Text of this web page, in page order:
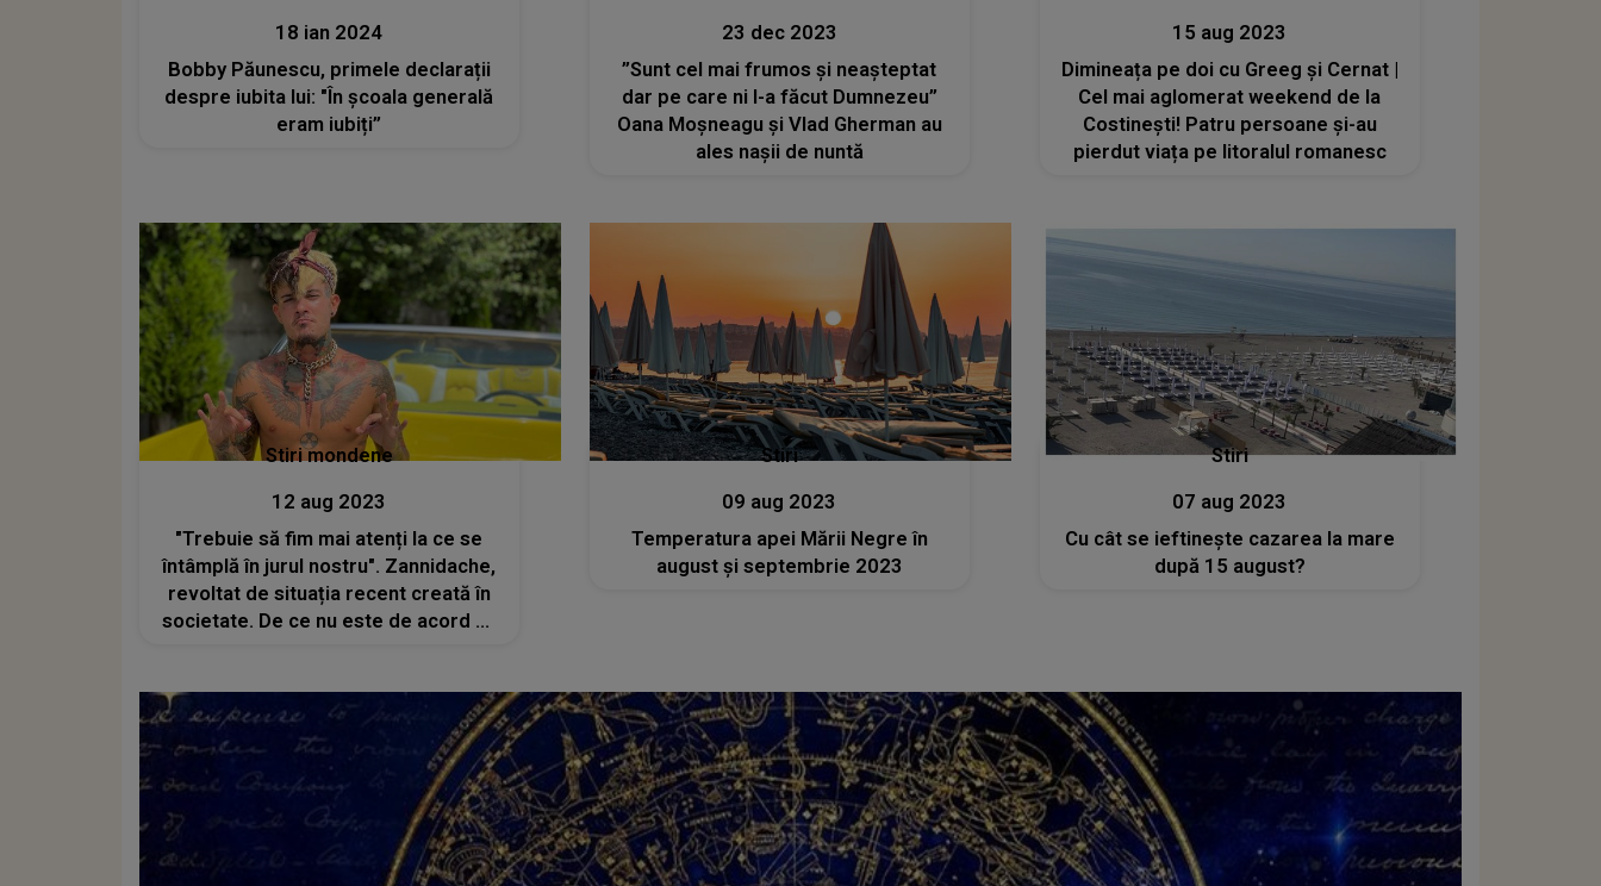
18 ian 2024
Bobby Păunescu, primele declarații
despre iubita lui: "În școala generală
eram iubiți”
23 dec 2023
”Sunt cel mai frumos și neașteptat
dar pe care ni l-a făcut Dumnezeu”
Oana Moșneagu și Vlad Gherman au
ales nașii de nuntă
15 aug 2023
Dimineața pe doi cu Greeg și Cernat |
Cel mai aglomerat weekend de la
Costinești! Patru persoane și-au
pierdut viața pe litoralul romanesc
Stiri mondene
12 aug 2023
"Trebuie să fim mai atenți la ce se
întâmplă în jurul nostru". Zannidache,
revoltat de situația recent creată în
societate. De ce nu este de acord cu
Stiri
09 aug 2023
Temperatura apei Mării Negre în
august și septembrie 2023
Stiri
07 aug 2023
Cu cât se ieftinește cazarea la mare
după 15 august?